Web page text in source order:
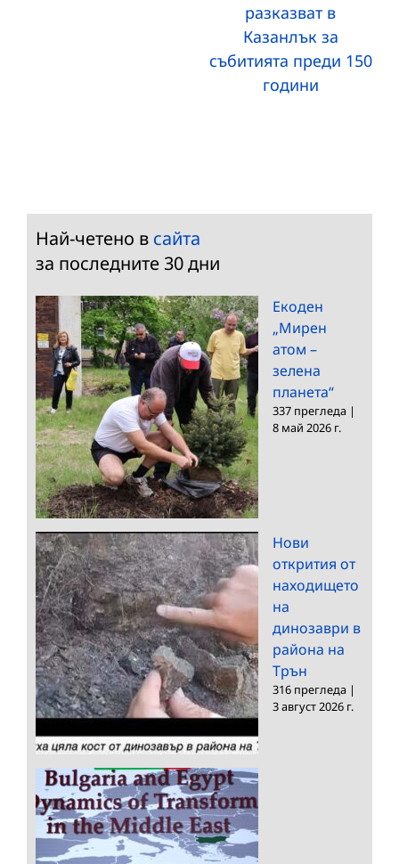
разказват в
Казанлък за
събитията преди 150
години
Най-четено в сайта
за последните 30 дни
Екоден
„Мирен
атом –
зелена
планета“
337 прегледа |
8 май 2026 г.
Нови
открития от
находището
на
динозаври в
района на
Трън
316 прегледа |
3 август 2026 г.